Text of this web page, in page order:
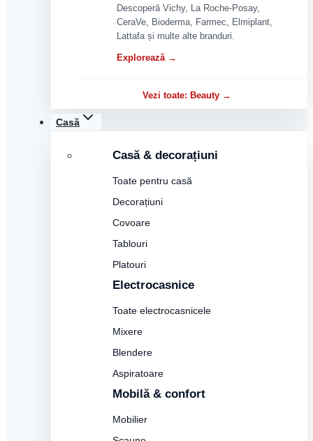
Descoperă Vichy, La Roche-Posay,
CeraVe, Bioderma, Farmec, Elmiplant,
Lattafa și multe alte branduri.
Explorează →
Vezi toate: Beauty →
Casă
Casă & decorațiuni
Toate pentru casă
Decorațiuni
Covoare
Tablouri
Platouri
Electrocasnice
Toate electrocasnicele
Mixere
Blendere
Aspiratoare
Mobilă & confort
Mobilier